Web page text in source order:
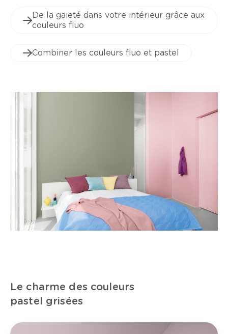
De la gaieté dans votre intérieur grâce aux
couleurs fluo
Combiner les couleurs fluo et pastel
Le charme des couleurs
pastel grisées